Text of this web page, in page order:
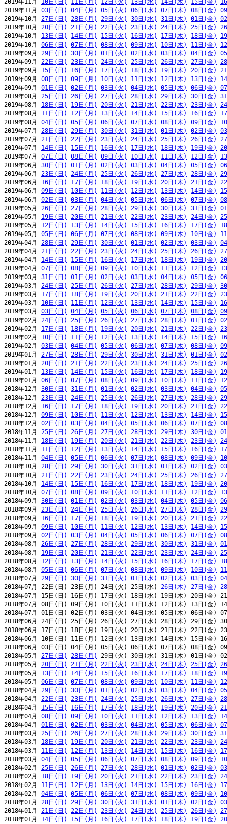
2019年11月 10日(日) 11日(月) 12日(火) 13日(水) 14日(木) 15日(金)
2019年11月 03日(日) 04日(月) 05日(火) 06日(水) 07日(木) 08日(金)
2019年10月 27日(日) 28日(月) 29日(火) 30日(水) 31日(木) 01日(金)
2019年10月 20日(日) 21日(月) 22日(火) 23日(水) 24日(木) 25日(金)
2019年10月 13日(日) 14日(月) 15日(火) 16日(水) 17日(木) 18日(金)
2019年10月 06日(日) 07日(月) 08日(火) 09日(水) 10日(木) 11日(金)
2019年09月 29日(日) 30日(月) 01日(火) 02日(水) 03日(木) 04日(金)
2019年09月 22日(日) 23日(月) 24日(火) 25日(水) 26日(木) 27日(金)
2019年09月 15日(日) 16日(月) 17日(火) 18日(水) 19日(木) 20日(金)
2019年09月 08日(日) 09日(月) 10日(火) 11日(水) 12日(木) 13日(金)
2019年09月 01日(日) 02日(月) 03日(火) 04日(水) 05日(木) 06日(金)
2019年08月 25日(日) 26日(月) 27日(火) 28日(水) 29日(木) 30日(金)
2019年08月 18日(日) 19日(月) 20日(火) 21日(水) 22日(木) 23日(金)
2019年08月 11日(日) 12日(月) 13日(火) 14日(水) 15日(木) 16日(金)
2019年08月 04日(日) 05日(月) 06日(火) 07日(水) 08日(木) 09日(金)
2019年07月 28日(日) 29日(月) 30日(火) 31日(水) 01日(木) 02日(金)
2019年07月 21日(日) 22日(月) 23日(火) 24日(水) 25日(木) 26日(金)
2019年07月 14日(日) 15日(月) 16日(火) 17日(水) 18日(木) 19日(金)
2019年07月 07日(日) 08日(月) 09日(火) 10日(水) 11日(木) 12日(金)
2019年06月 30日(日) 01日(月) 02日(火) 03日(水) 04日(木) 05日(金)
2019年06月 23日(日) 24日(月) 25日(火) 26日(水) 27日(木) 28日(金)
2019年06月 16日(日) 17日(月) 18日(火) 19日(水) 20日(木) 21日(金)
2019年06月 09日(日) 10日(月) 11日(火) 12日(水) 13日(木) 14日(金)
2019年06月 02日(日) 03日(月) 04日(火) 05日(水) 06日(木) 07日(金)
2019年05月 26日(日) 27日(月) 28日(火) 29日(水) 30日(木) 31日(金)
2019年05月 19日(日) 20日(月) 21日(火) 22日(水) 23日(木) 24日(金)
2019年05月 12日(日) 13日(月) 14日(火) 15日(水) 16日(木) 17日(金)
2019年05月 05日(日) 06日(月) 07日(火) 08日(水) 09日(木) 10日(金)
2019年04月 28日(日) 29日(月) 30日(火) 01日(水) 02日(木) 03日(金)
2019年04月 21日(日) 22日(月) 23日(火) 24日(水) 25日(木) 26日(金)
2019年04月 14日(日) 15日(月) 16日(火) 17日(水) 18日(木) 19日(金)
2019年04月 07日(日) 08日(月) 09日(火) 10日(水) 11日(木) 12日(金)
2019年03月 31日(日) 01日(月) 02日(火) 03日(水) 04日(木) 05日(金)
2019年03月 24日(日) 25日(月) 26日(火) 27日(水) 28日(木) 29日(金)
2019年03月 17日(日) 18日(月) 19日(火) 20日(水) 21日(木) 22日(金)
2019年03月 10日(日) 11日(月) 12日(火) 13日(水) 14日(木) 15日(金)
2019年03月 03日(日) 04日(月) 05日(火) 06日(水) 07日(木) 08日(金)
2019年02月 24日(日) 25日(月) 26日(火) 27日(水) 28日(木) 01日(金)
2019年02月 17日(日) 18日(月) 19日(火) 20日(水) 21日(木) 22日(金)
2019年02月 10日(日) 11日(月) 12日(火) 13日(水) 14日(木) 15日(金)
2019年02月 03日(日) 04日(月) 05日(火) 06日(水) 07日(木) 08日(金)
2019年01月 27日(日) 28日(月) 29日(火) 30日(水) 31日(木) 01日(金)
2019年01月 20日(日) 21日(月) 22日(火) 23日(水) 24日(木) 25日(金)
2019年01月 13日(日) 14日(月) 15日(火) 16日(水) 17日(木) 18日(金)
2019年01月 06日(日) 07日(月) 08日(火) 09日(水) 10日(木) 11日(金)
2018年12月 30日(日) 31日(月) 01日(火) 02日(水) 03日(木) 04日(金)
2018年12月 23日(日) 24日(月) 25日(火) 26日(水) 27日(木) 28日(金)
2018年12月 16日(日) 17日(月) 18日(火) 19日(水) 20日(木) 21日(金)
2018年12月 09日(日) 10日(月) 11日(火) 12日(水) 13日(木) 14日(金)
2018年12月 02日(日) 03日(月) 04日(火) 05日(水) 06日(木) 07日(金)
2018年11月 25日(日) 26日(月) 27日(火) 28日(水) 29日(木) 30日(金)
2018年11月 18日(日) 19日(月) 20日(火) 21日(水) 22日(木) 23日(金)
2018年11月 11日(日) 12日(月) 13日(火) 14日(水) 15日(木) 16日(金)
2018年11月 04日(日) 05日(月) 06日(火) 07日(水) 08日(木) 09日(金)
2018年10月 28日(日) 29日(月) 30日(火) 31日(水) 01日(木) 02日(金)
2018年10月 21日(日) 22日(月) 23日(火) 24日(水) 25日(木) 26日(金)
2018年10月 14日(日) 15日(月) 16日(火) 17日(水) 18日(木) 19日(金)
2018年10月 07日(日) 08日(月) 09日(火) 10日(水) 11日(木) 12日(金)
2018年09月 30日(日) 01日(月) 02日(火) 03日(水) 04日(木) 05日(金)
2018年09月 23日(日) 24日(月) 25日(火) 26日(水) 27日(木) 28日(金)
2018年09月 16日(日) 17日(月) 18日(火) 19日(水) 20日(木) 21日(金)
2018年09月 09日(日) 10日(月) 11日(火) 12日(水) 13日(木) 14日(金)
2018年09月 02日(日) 03日(月) 04日(火) 05日(水) 06日(木) 07日(金)
2018年08月 26日(日) 27日(月) 28日(火) 29日(水) 30日(木) 31日(金)
2018年08月 19日(日) 20日(月) 21日(火) 22日(水) 23日(木) 24日(金)
2018年08月 12日(日) 13日(月) 14日(火) 15日(水) 16日(木) 17日(金)
2018年08月 05日(日) 06日(月) 07日(火) 08日(水) 09日(木) 10日(金)
2018年07月 29日(日) 30日(月) 31日(火) 01日(水) 02日(木) 03日(金)
2018年07月 22日(日) 23日(月) 24日(火) 25日(水) 26日(木) 27日(金)
2018年07月 15日(日) 16日(月) 17日(火) 18日(水) 19日(木) 20日(金)
2018年07月 08日(日) 09日(月) 10日(火) 11日(水) 12日(木) 13日(金)
2018年07月 01日(日) 02日(月) 03日(火) 04日(水) 05日(木) 06日(金)
2018年06月 24日(日) 25日(月) 26日(火) 27日(水) 28日(木) 29日(金)
2018年06月 17日(日) 18日(月) 19日(火) 20日(水) 21日(木) 22日(金)
2018年06月 10日(日) 11日(月) 12日(火) 13日(水) 14日(木) 15日(金)
2018年06月 03日(日) 04日(月) 05日(火) 06日(水) 07日(木) 08日(金)
2018年05月 27日(日) 28日(月)
29日(火) 30日(水) 31日(木) 01日(金)
2018年05月 20日(日) 21日(月) 22日(火) 23日(水) 24日(木) 25日(金)
2018年05月 13日(日) 14日(月) 15日(火) 16日(水) 17日(木) 18日(金)
2018年05月 06日(日) 07日(月) 08日(火) 09日(水) 10日(木) 11日(金)
2018年04月 29日(日) 30日(月) 01日(火) 02日(水) 03日(木) 04日(金)
2018年04月 22日(日) 23日(月) 24日(火) 25日(水) 26日(木) 27日(金)
2018年04月 15日(日) 16日(月) 17日(火) 18日(水) 19日(木) 20日(金)
2018年04月 08日(日) 09日(月) 10日(火) 11日(水) 12日(木) 13日(金)
2018年04月 01日(日) 02日(月) 03日(火) 04日(水) 05日(木) 06日(金)
2018年03月 25日(日) 26日(月) 27日(火) 28日(水) 29日(木) 30日(金)
2018年03月 18日(日) 19日(月) 20日(火) 21日(水) 22日(木) 23日(金)
2018年03月 11日(日) 12日(月) 13日(火) 14日(水) 15日(木) 16日(金)
2018年03月 04日(日) 05日(月) 06日(火) 07日(水) 08日(木) 09日(金)
2018年02月 25日(日) 26日(月) 27日(火) 28日(水) 01日(木) 02日(金)
2018年02月 18日(日) 19日(月) 20日(火) 21日(水) 22日(木) 23日(金)
2018年02月 11日(日) 12日(月) 13日(火) 14日(水) 15日(木) 16日(金)
2018年02月 04日(日) 05日(月) 06日(火) 07日(水) 08日(木) 09日(金)
2018年01月 28日(日) 29日(月) 30日(火) 31日(水) 01日(木) 02日(金)
2018年01月 21日(日) 22日(月) 23日(火) 24日(水) 25日(木) 26日(金)
2018年01月 14日(日) 15日(月) 16日(火) 17日(水) 18日(木) 19日(金)